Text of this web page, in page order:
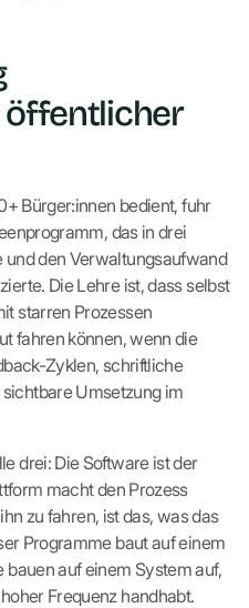
öffentlicher
Bürger:innen bedient, fuhr
das in drei
den Verwaltungsaufwand
Die Lehre ist, dass selbst
starren Prozessen
fahren können, wenn die
Zyklen, schriftliche
Umsetzung im
drei: Die Software ist der
macht den Prozess
zu fahren, ist das, was das
Programme baut auf einem
auf einem System auf,
Frequenz handhabt.